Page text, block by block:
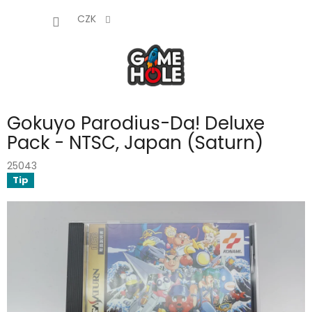
CZK
Gokuyo Parodius-Da! Deluxe
Pack - NTSC, Japan (Saturn)
25043
Tip